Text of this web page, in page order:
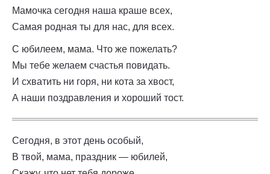
Мамочка сегодня наша краше всех,
Самая родная ты для нас, для всех.
С юбилеем, мама. Что же пожелать?
Мы тебе желаем счастья повидать.
И схватить ни горя, ни кота за хвост,
А наши поздравления и хороший тост.
Сегодня, в этот день особый,
В твой, мама, праздник — юбилей,